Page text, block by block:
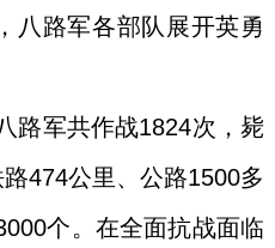
八路军各部队展开英勇
军共作战1824次，毙
474公里、公路1500多
个。在全面抗战面临